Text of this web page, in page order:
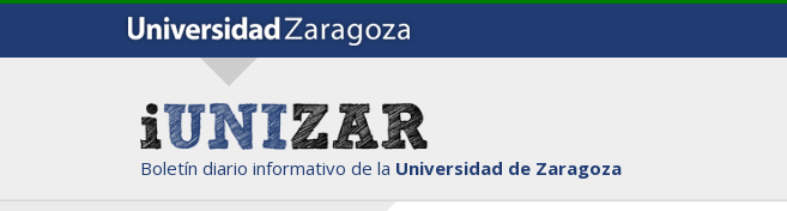
Boletín diario informativo de la Universidad de Zaragoza